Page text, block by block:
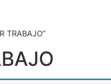
TRABAJO”